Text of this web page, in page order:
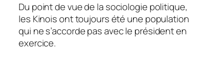
Du point de vue de la sociologie politique,
les Kinois ont toujours été une population
qui ne s’accorde pas avec le président en
exercice.